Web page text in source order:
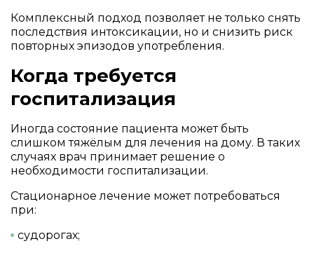
Комплексный подход позволяет не только снять
последствия интоксикации, но и снизить риск
повторных эпизодов употребления.
Когда требуется
госпитализация
Иногда состояние пациента может быть
слишком тяжёлым для лечения на дому. В таких
случаях врач принимает решение о
необходимости госпитализации.
Стационарное лечение может потребоваться
при:
судорогах;